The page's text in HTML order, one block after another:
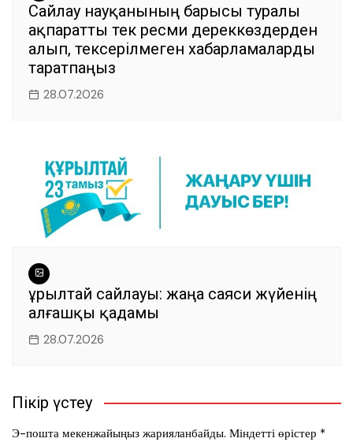
Сайлау науқанының барысы туралы
ақпаратты тек ресми дереккөздерден
алып, тексерілмеген хабарламаларды
таратпаңыз
28.07.2026
Құрылтай сайлауы: жаңа саяси жүйенің
алғашқы қадамы
28.07.2026
Пікір үстеу
Э-пошта мекенжайыңыз жарияланбайды. Міндетті өрістер *